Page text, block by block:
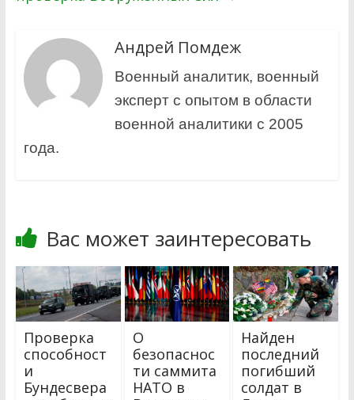
Андрей Помдеж
Военный аналитик, военный
эксперт с опытом в области
военной аналитики с 2005
года.
Вас может заинтересовать
Проверка
способност
и
Бундесвера
О
безопаснос
ти саммита
НАТО в
Найден
последний
погибший
солдат в